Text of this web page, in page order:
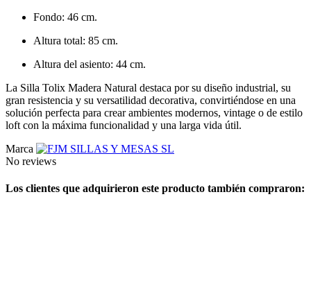
Fondo: 46 cm.
Altura total: 85 cm.
Altura del asiento: 44 cm.
La Silla Tolix Madera Natural destaca por su diseño industrial, su
gran resistencia y su versatilidad decorativa, convirtiéndose en una
solución perfecta para crear ambientes modernos, vintage o de estilo
loft con la máxima funcionalidad y una larga vida útil.
Marca
No reviews
Los clientes que adquirieron este producto también compraron: